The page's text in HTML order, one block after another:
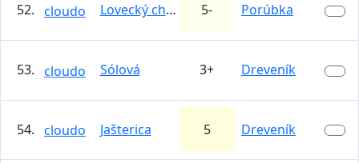
52. cloudo Lovecký chodník 5- Porúbka
53. cloudo Sólová 3+ Dreveník
54. cloudo Jašterica 5 Dreveník